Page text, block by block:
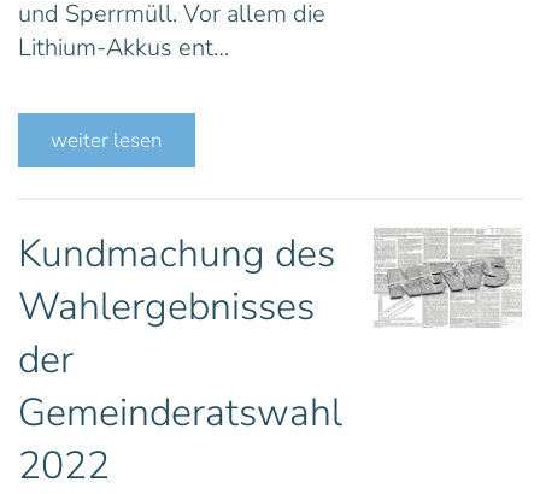
und Sperrmüll. Vor allem die
Lithium-Akkus ent…
weiter lesen
Kundmachung des
Wahlergebnisses
der
Gemeinderatswahl
2022